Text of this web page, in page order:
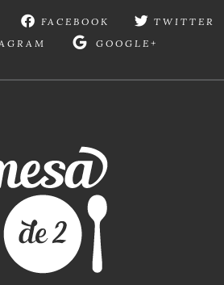
FACEBOOK
TWITTER
GOOGLE+